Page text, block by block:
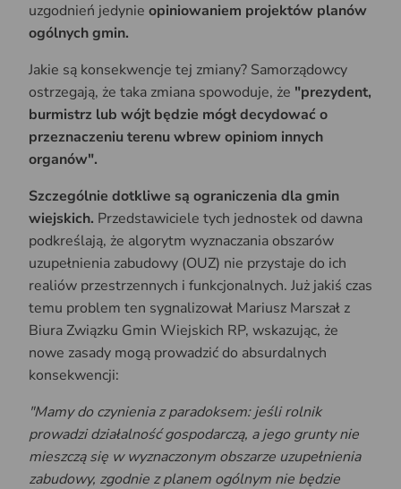
uzgodnień jedynie opiniowaniem projektów planów
ogólnych gmin.
Jakie są konsekwencje tej zmiany? Samorządowcy
ostrzegają, że taka zmiana spowoduje, że "prezydent,
burmistrz lub wójt będzie mógł decydować o
przeznaczeniu terenu wbrew opiniom innych
organów".
Szczególnie dotkliwe są ograniczenia dla gmin
wiejskich. Przedstawiciele tych jednostek od dawna
podkreślają, że algorytm wyznaczania obszarów
uzupełnienia zabudowy (OUZ) nie przystaje do ich
realiów przestrzennych i funkcjonalnych. Już jakiś czas
temu problem ten sygnalizował Mariusz Marszał z
Biura Związku Gmin Wiejskich RP, wskazując, że
nowe zasady mogą prowadzić do absurdalnych
konsekwencji:
"Mamy do czynienia z paradoksem: jeśli rolnik
prowadzi działalność gospodarczą, a jego grunty nie
mieszczą się w wyznaczonym obszarze uzupełnienia
zabudowy, zgodnie z planem ogólnym nie będzie